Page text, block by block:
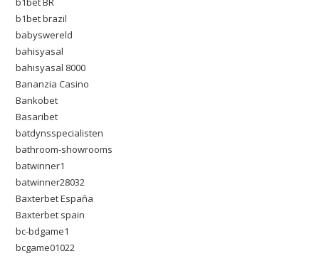
b1bet brazil
babyswereld
bahisyasal
bahisyasal 8000
Bananzia Casino
Bankobet
Basaribet
batdynsspecialisten
bathroom-showrooms
batwinner1
batwinner28032
Baxterbet España
Baxterbet spain
bc-bdgame1
bcgame01022